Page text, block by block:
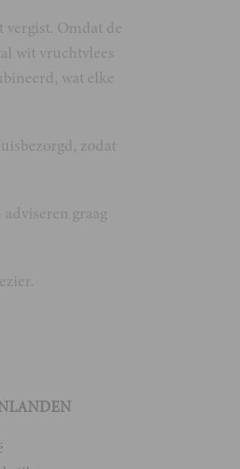
Omdat de
wit vruchtvlees
wat elke
zodat
graag